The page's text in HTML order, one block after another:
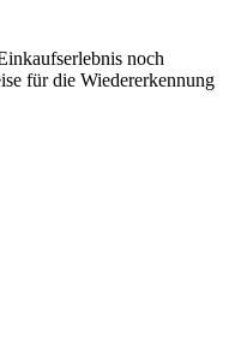
noch
für die Wiedererkennung